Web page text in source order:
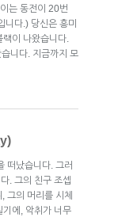
는 동전이 20번
니다.) 당신은 흥미
이 나왔습니다.
니다. 지금까지 모
떠났습니다. 그러
. 그의 친구 조셉
그의 머리를 시체
기에, 악취가 너무